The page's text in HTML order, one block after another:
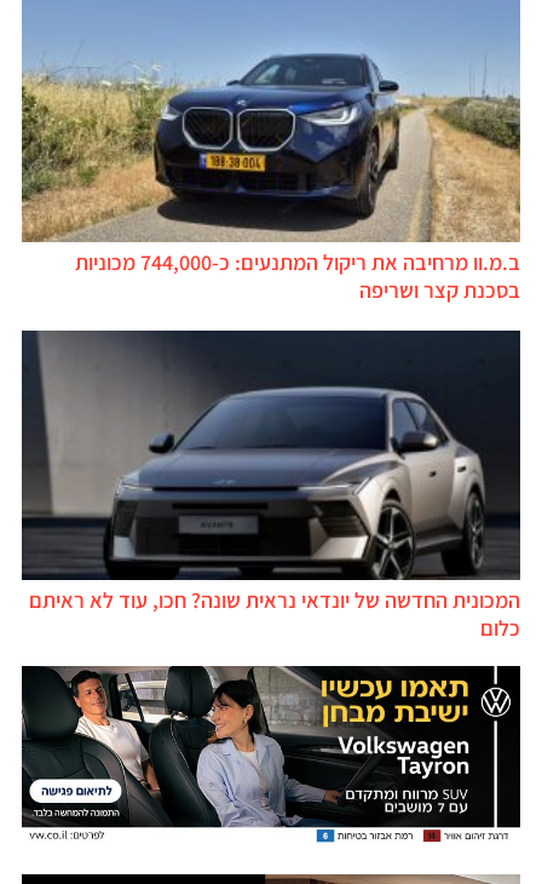
ב.מ.וו מרחיבה את ריקול המתנעים: כ-744,000 מכוניות
בסכנת קצר ושריפה
המכונית החדשה של יונדאי נראית שונה? חכו, עוד לא ראיתם
כלום